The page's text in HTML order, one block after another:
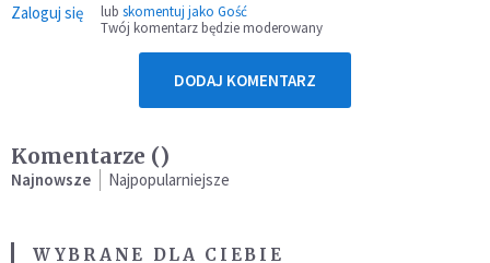
Zaloguj się lub skomentuj jako Gość
Twój komentarz będzie moderowany
DODAJ KOMENTARZ
Komentarze ()
Najnowsze Najpopularniejsze
WYBRANE DLA CIEBIE